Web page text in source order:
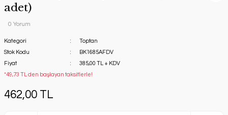
adet)
0 Yorum
Kategori
Toptan
Stok Kodu
BK1685AFDV
Fiyat
385,00 TL + KDV
*49,73 TL den başlayan taksitlerle!
462,00 TL